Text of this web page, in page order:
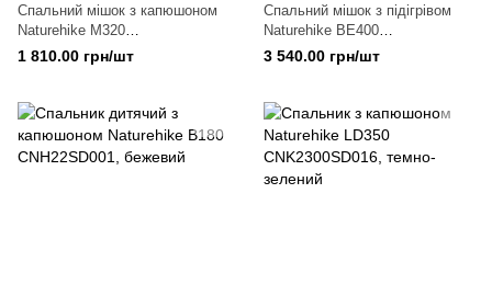
Спальний мішок з капюшоном
Naturehike M320
CNK2350WS023, зелений
камуфляж, правий
1 810.00 грн/шт
Спальний мішок з підігрівом
Naturehike BE400
CNK2300SD021, лівий,
3 540.00 грн/шт